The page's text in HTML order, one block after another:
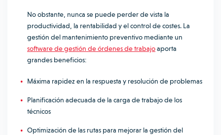
No obstante, nunca se puede perder de vista la
productividad, la rentabilidad y el control de costes. La
gestión del mantenimiento preventivo mediante un
software de gestión de órdenes de trabajoaporta
grandes beneficios:
Máxima rapidez en la respuesta y resolución de problemas
Planificación adecuada de la carga de trabajo de los
técnicos
Optimización de las rutas para mejorar la gestión del